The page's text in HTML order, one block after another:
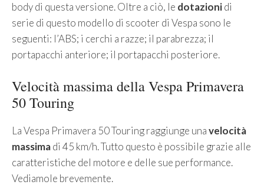
body di questa versione. Oltre a ciò, le dotazionidi
serie di questo modello di scooter di Vespa sono le
seguenti: l’ABS; i cerchi a razze; il parabrezza; il
portapacchi anteriore; il portapacchi posteriore.
Velocità massima della Vespa Primavera
50 Touring
La Vespa Primavera 50 Touring raggiunge unavelocità
massimadi 45 km/h. Tutto questo è possibile grazie alle
caratteristiche del motore e delle sue performance.
Vediamole brevemente.